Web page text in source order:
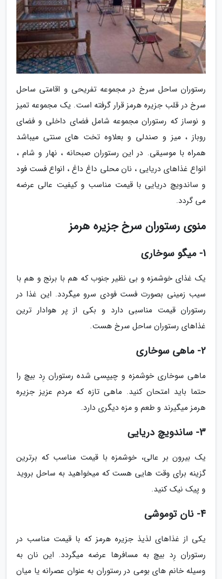
رستوران ساحل سرخ در مجموعه تفریحی و اقامتی ساحل
سرخ در قلب جزیره هرمز قرار گرفته است. یک مجموعه تمیز
و نوساز که رستوران مجموعه شامل فضای داخلی و فضای
روباز ، میز و صندلی و بعلاوه تخت های سنتی میباشد
همراه با موسیقی. در این رستوران صبحانه ، نهار و شام ،
انواع غذاهای دریایی ، نان محلی داغ داغ ، انواع فست فود
و ساندویچ دریایی با قیمت مناسب و کیفیت عالی عرضه
می گردد.
منوی رستوران سرخ جزیره هرمز
1- میگو سوخاری
یک غذای خوشمزه و بی نظیر جنوب که هم با برنج و هم با
سیب زمینی بصورت فست فودی سرو میگردد. این غذا در
رستوران قیمت مناسبی دارد و بکی از پر هوادار ترین
غذاهای رستوران ساحل سرخ هست.
2- ماهی سوخاری
ماهی سوخاری خوشمزه و چیپسی شده رستوران رِد بیچ را
حتما باید امتحان کنید. ماهی تازه که مردم عزیز جزیره
هرمز میگیرند و طعم و مزه دیگری دارد.
3- ساندویچ دریایی
یک بیرون بر عالی، خوشمزه با قیمت مناسب که برترین
گزینه برای وقت هایی هست که میخواهید به ساحل بروید
و پیک نیک کنید.
4- نان توموشی
یکی از غذاهای لذیذ جزیره هرمز که با قیمت مناسب در
رستوران رِد بیچ به مسافرها عرضه میگردد. این نان به
وسیله خانم های بومی در رستوران به عنوان عصرانه یا میان